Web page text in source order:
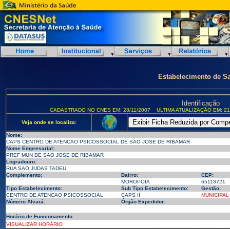
Estabelecimento de
Identificação
CADASTRADO NO CNES EM: 28/11/2007 ULTIMA ATUALIZAÇÃO EM:
Veja onde se localiza:
Nome:
CAPS CENTRO DE ATENCAO PSICOSSOCIAL DE SAO JOSE DE RIBAMAR
Nome Empresarial:
PREF MUN DE SAO JOSE DE RIBAMAR
Logradouro:
RUA SAO JUDAS TADEU
Complemento:
Bairro:
CEP:
MOROPOIA
65113721
Tipo Estabelecimento:
Sub Tipo Estabelecimento:
Gestão:
CENTRO DE ATENCAO PSICOSSOCIAL
CAPS II
MUNICIPAL
Número Alvará:
Órgão Expedidor:
Horário de Funcionamento:
VISUALIZAR HORÁRIO